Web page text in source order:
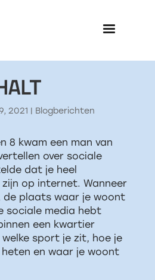
2021 | Blogberichten
8 kwam een man van
over sociale
dat je heel
op internet. Wanneer
de plaats waar je woont
sociale media hebt
een kwartier
sport je zit, hoe je
en waar je woont